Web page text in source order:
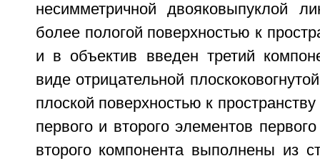
несимметричной двояковыпуклой
более пологой поверхностью к
и в объектив введен третий
виде отрицательной
плоской поверхностью к
первого и второго элементов
второго компонента выполнены из